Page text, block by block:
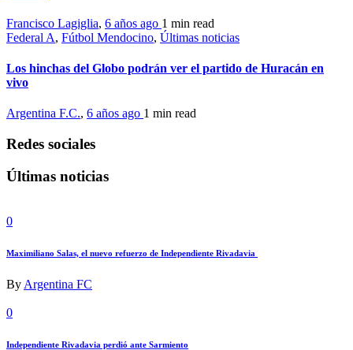
Francisco Lagiglia, 6 años ago 1 min read
Federal A, Fútbol Mendocino, Últimas noticias
Los hinchas del Globo podrán ver el partido de Huracán en
vivo
Argentina F.C., 6 años ago 1 min read
Redes sociales
Últimas noticias
0
Maximiliano Salas, el nuevo refuerzo de Independiente Rivadavia
By Argentina FC
0
Independiente Rivadavia perdió ante Sarmiento